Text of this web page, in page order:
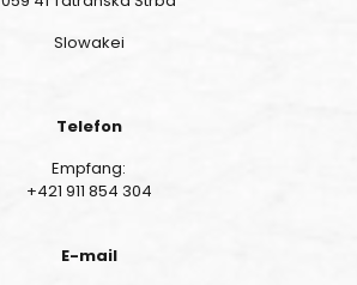
Slowakei
Telefon
Empfang:
+421 911 854 304
E-mail